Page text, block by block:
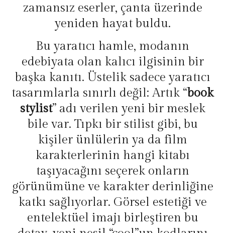
zamansız eserler, çanta üzerinde
yeniden hayat buldu.
Bu yaratıcı hamle, modanın
edebiyata olan kalıcı ilgisinin bir
başka kanıtı. Üstelik sadece yaratıcı
tasarımlarla sınırlı değil: Artık “book
stylist” adı verilen yeni bir meslek
bile var. Tıpkı bir stilist gibi, bu
kişiler ünlülerin ya da film
karakterlerinin hangi kitabı
taşıyacağını seçerek onların
görünümüne ve karakter derinliğine
katkı sağlıyorlar. Görsel estetiği ve
entelektüel imajı birleştiren bu